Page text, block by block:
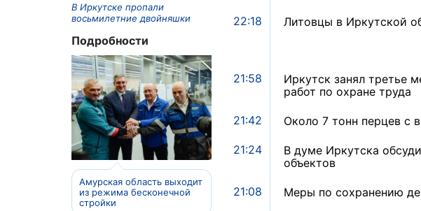
В Иркутске пропали
восьмилетние двойняшки
Подробности
Амурская область выходит
из режима бесконечной
стройки
22:18 Литовцы в Иркутской
21:58
Иркутск занял третье
работ по охране труда
21:42 Около 7 тонн перцев с
21:24
В думе Иркутска
объектов
21:08 Меры по сохранению